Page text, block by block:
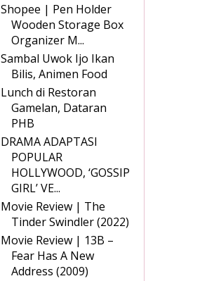
Shopee | Pen Holder
Wooden Storage Box
Organizer M...
Sambal Uwok Ijo Ikan
Bilis, Animen Food
Lunch di Restoran
Gamelan, Dataran
PHB
DRAMA ADAPTASI
POPULAR
HOLLYWOOD, ‘GOSSIP
GIRL’ VE...
Movie Review | The
Tinder Swindler (2022)
Movie Review | 13B –
Fear Has A New
Address (2009)